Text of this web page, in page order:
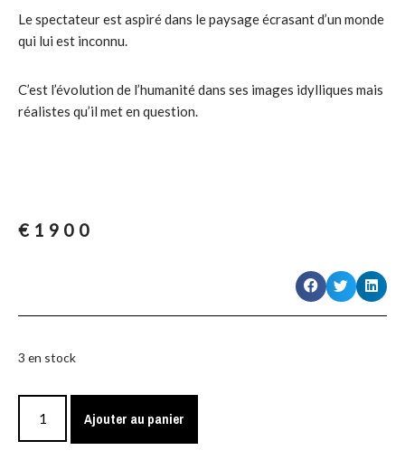
Le spectateur est aspiré dans le paysage écrasant d’un monde
qui lui est inconnu.
C’est l’évolution de l’humanité dans ses images idylliques mais
réalistes qu’il met en question.
€ 1900
3 en stock
Ajouter au panier